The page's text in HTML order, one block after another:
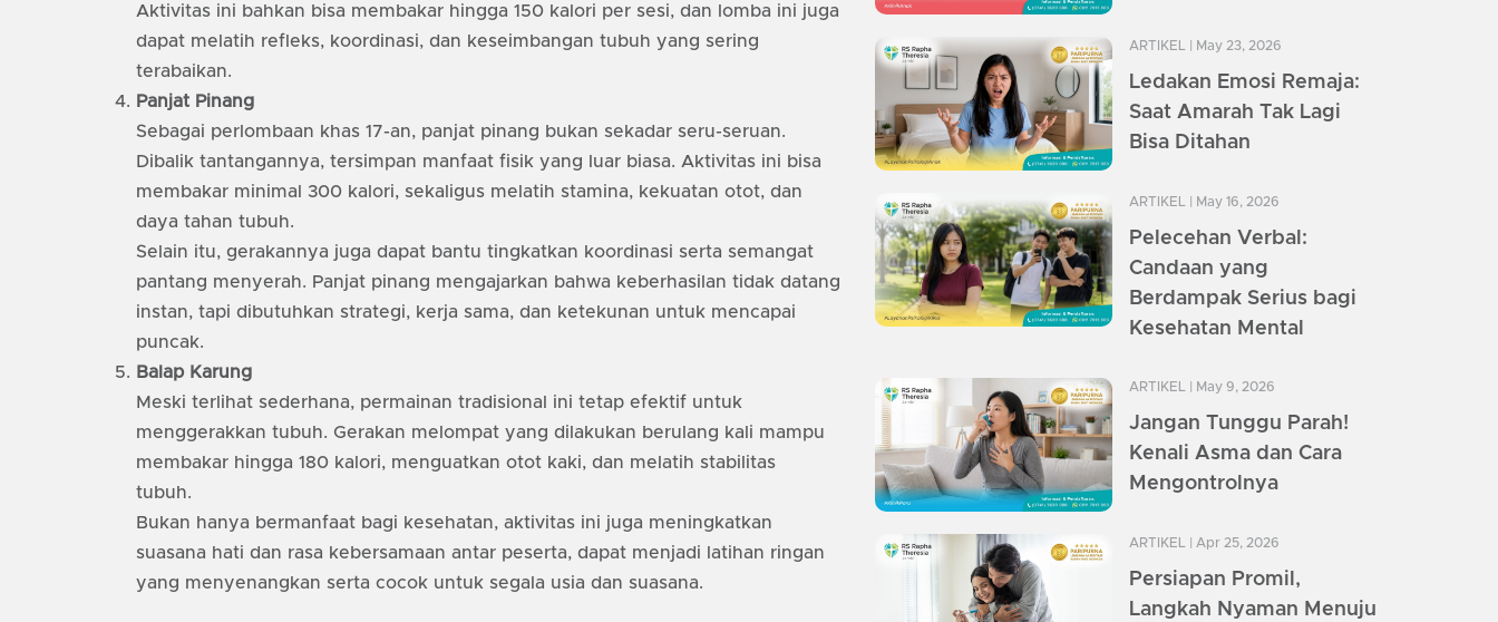
Aktivitas ini bahkan bisa membakar hingga 150 kalori per sesi, dan lomba ini juga
dapat melatih refleks, koordinasi, dan keseimbangan tubuh yang sering
terabaikan.
Panjat Pinang
Sebagai perlombaan khas 17-an, panjat pinang bukan sekadar seru-seruan.
Dibalik tantangannya, tersimpan manfaat fisik yang luar biasa. Aktivitas ini bisa
membakar minimal 300 kalori, sekaligus melatih stamina, kekuatan otot, dan
daya tahan tubuh.
Selain itu, gerakannya juga dapat bantu tingkatkan koordinasi serta semangat
pantang menyerah. Panjat pinang mengajarkan bahwa keberhasilan tidak datang
instan, tapi dibutuhkan strategi, kerja sama, dan ketekunan untuk mencapai
puncak.
Balap Karung
Meski terlihat sederhana, permainan tradisional ini tetap efektif untuk
menggerakkan tubuh. Gerakan melompat yang dilakukan berulang kali mampu
membakar hingga 180 kalori, menguatkan otot kaki, dan melatih stabilitas
tubuh.
Bukan hanya bermanfaat bagi kesehatan, aktivitas ini juga meningkatkan
suasana hati dan rasa kebersamaan antar peserta, dapat menjadi latihan ringan
yang menyenangkan serta cocok untuk segala usia dan suasana.
ARTIKEL | May 23, 2026
Ledakan Emosi Remaja:
Saat Amarah Tak Lagi
Bisa Ditahan
ARTIKEL | May 16, 2026
Pelecehan Verbal:
Candaan yang
Berdampak Serius bagi
Kesehatan Mental
ARTIKEL | May 9, 2026
Jangan Tunggu Parah!
Kenali Asma dan Cara
Mengontrolnya
ARTIKEL | Apr 25, 2026
Persiapan Promil,
Langkah Nyaman Menuju